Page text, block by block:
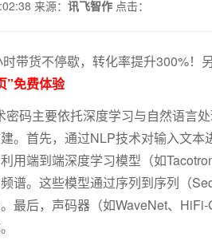
来源： 讯飞智作点击：
带货不停歇，转化率提升300%！
”免费体验
密码主要依托深度学习与自然语言
。首先，通过NLP技术对输入文本
用端到端深度学习模型（如
谱。这些模型通过序列到序列（
最后，声码器（如WaveNet、 HiFi-